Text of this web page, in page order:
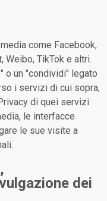
come Facebook,
Weibo, TikTok e altri.
o un "condividi" legato
i servizi di cui sopra,
di quei servizi
le interfacce
le sue visite a
dei